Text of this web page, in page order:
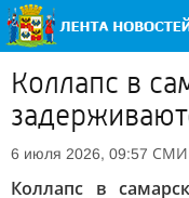
Коллапс в
6 июля 2026, 09:57 СМИ
Коллапс в